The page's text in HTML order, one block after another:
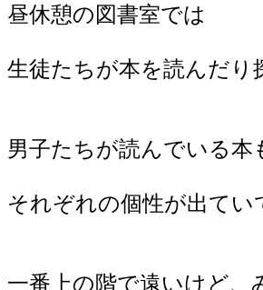
昼休憩の図書室では
生徒たちが本を読んだり
男子たちが読んでいる本
それぞれの個性が出て
一番上の階で遠いけど、